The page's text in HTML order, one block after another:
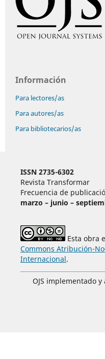
Información
Para lectores/as
Para autores/as
Para bibliotecarios/as
ISSN 2735-6302
Revista Transformar
Frecuencia de
marzo – junio –
Esta obra
Commons Atribución-
Internacional.
OJS implementado